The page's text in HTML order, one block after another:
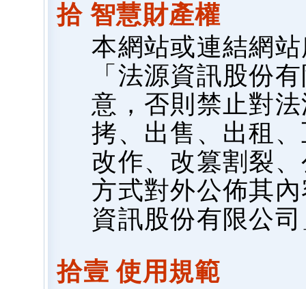
拾 智慧財產權
本網站或連結網
「法源資訊股份
意，否則禁止對
拷、出售、出租
改作、改篡割裂
方式對外公佈其
資訊股份有限公
拾壹 使用規範